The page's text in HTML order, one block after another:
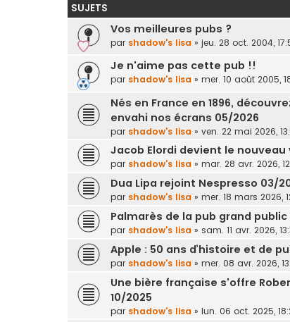
SUJETS
Vos meilleures pubs ?
par shadow's lisa » jeu. 28 oct. 2004,
Je n'aime pas cette pub !!
par shadow's lisa » mer. 10 août 2005,
Nés en France en 1896,
envahi nos écrans 05/2026
par shadow's lisa » ven. 22 mai 2026,
Jacob Elordi devient le
par shadow's lisa » mar. 28 avr. 2026,
Dua Lipa rejoint Nespresso 03/
par shadow's lisa » mer. 18 mars 2026,
Palmarès de la pub grand
par shadow's lisa » sam. 11 avr. 2026,
Apple : 50 ans d’histoire et de
par shadow's lisa » mer. 08 avr. 2026,
Une bière française s'offre
10/2025
par shadow's lisa » lun. 06 oct. 2025,